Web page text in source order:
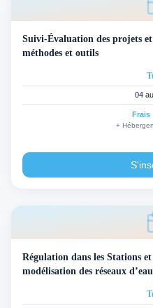
Suivi-Évaluation des projets
méthodes et outils
04
Frais
+
Régulation dans les Stations
modélisation des réseaux